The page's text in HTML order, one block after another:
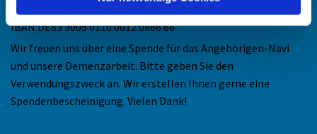
IBAN DE83 3005 0110 0012 0866 66
Wir freuen uns über eine Spende für das Angehörigen-Navi
und unsere Demenzarbeit. Bitte geben Sie den
Verwendungszweck an. Wir erstellen Ihnen gerne eine
Spendenbescheinigung. Vielen Dank!